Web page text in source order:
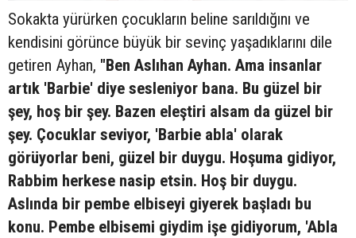
Sokakta yürürken çocukların beline sarıldığını ve
kendisini görünce büyük bir sevinç yaşadıklarını dile
getiren Ayhan, "Ben Aslıhan Ayhan. Ama insanlar
artık 'Barbie' diye sesleniyor bana. Bu güzel bir
şey, hoş bir şey. Bazen eleştiri alsam da güzel bir
şey. Çocuklar seviyor, 'Barbie abla' olarak
görüyorlar beni, güzel bir duygu. Hoşuma gidiyor,
Rabbim herkese nasip etsin. Hoş bir duygu.
Aslında bir pembe elbiseyi giyerek başladı bu
konu. Pembe elbisemi giydim işe gidiyorum, 'Abla